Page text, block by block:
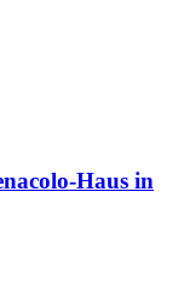
Haus in